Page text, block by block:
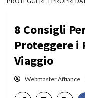
8 Consigli
Proteggere i
Viaggio
Webmaster Affiance